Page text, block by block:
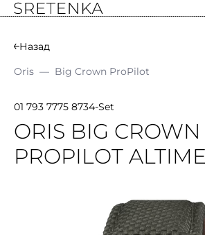
Назад
Oris — Big Crown ProPilot
01 793 7775 8734-Set
ORIS BIG CROWN
PROPILOT